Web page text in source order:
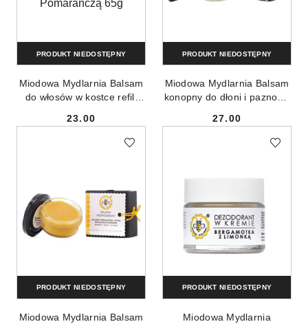
Miodowa Mydlarnia Balsam
do włosów w kostce refill
Cena:
23.00
PRODUKT NIEDOSTĘPNY
Miodowa Mydlarnia Balsam
konopny do dłoni i paznokci
Cena:
27.00
PRODUKT NIEDOSTĘPNY
Miodowa Mydlarnia Balsam
PRODUKT NIEDOSTĘPNY
Miodowa Mydlarnia
PRODUKT NIEDOSTĘPNY